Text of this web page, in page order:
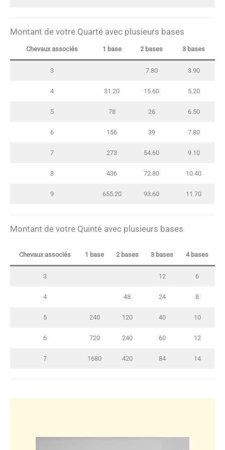
Montant de votre Quarté avec plusieurs bases
Chevaux associés 1 base 2 bases 3 bases
3 7.80 3.90
4 31.20 15.60 5.20
5 78 26 6.50
6 156 39 7.80
7 273 54.60 9.10
8 436 72.80 10.40
9 655.20 93.60 11.70
Montant de votre Quinté avec plusieurs bases
Chevaux associés 1 base 2 bases 3 bases 4 bases
3 12 6
4 48 24 8
5 240 120 40 10
6 720 240 60 12
7 1680 420 84 14